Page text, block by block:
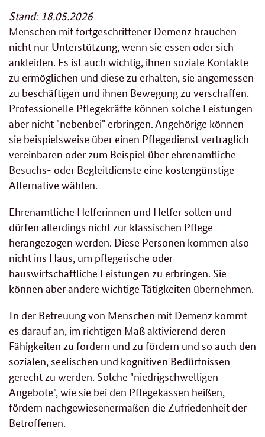
Stand: 18.05.2026
Menschen mit fortgeschrittener Demenz brauchen
nicht nur Unterstützung, wenn sie essen oder sich
ankleiden. Es ist auch wichtig, ihnen soziale Kontakte
zu ermöglichen und diese zu erhalten, sie angemessen
zu beschäftigen und ihnen Bewegung zu verschaffen.
Professionelle Pflegekräfte können solche Leistungen
aber nicht "nebenbei" erbringen. Angehörige können
sie beispielsweise über einen Pflegedienst vertraglich
vereinbaren oder zum Beispiel über ehrenamtliche
Besuchs- oder Begleitdienste eine kostengünstige
Alternative wählen.
Ehrenamtliche Helferinnen und Helfer sollen und
dürfen allerdings nicht zur klassischen Pflege
herangezogen werden. Diese Personen kommen also
nicht ins Haus, um pflegerische oder
hauswirtschaftliche Leistungen zu erbringen. Sie
können aber andere wichtige Tätigkeiten übernehmen.
In der Betreuung von Menschen mit Demenz kommt
es darauf an, im richtigen Maß aktivierend deren
Fähigkeiten zu fordern und zu fördern und so auch den
sozialen, seelischen und kognitiven Bedürfnissen
gerecht zu werden. Solche "niedrigschwelligen
Angebote", wie sie bei den Pflegekassen heißen,
fördern nachgewiesenermaßen die Zufriedenheit der
Betroffenen.